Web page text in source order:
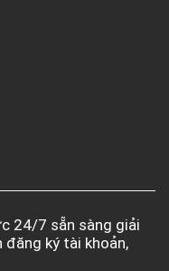
24/7 sẵn sàng giải
ký tài khoản,